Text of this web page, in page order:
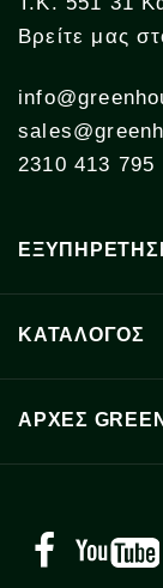
Βρείτε μας
2310 413 795
ΚΑΤΑΛΟΓΟΣ
ΑΡΧΈΣ
Facebook